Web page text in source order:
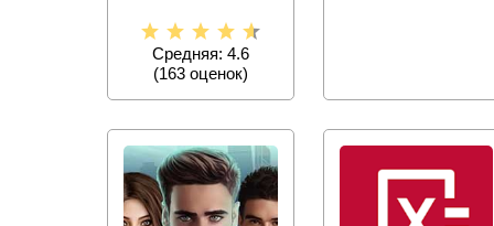
спам – номеров,
Средняя: 4.6
(163оценок)